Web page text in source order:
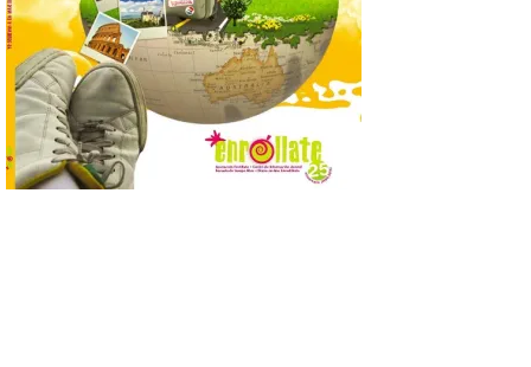
de…viaje. Una iniciativa
organizado por la sección
juvenil de la Asociación
Enróllate, la Asociación
Conceyu País Llionés y el Diario de
Turismo, Ocio e Información para
jóvenes “Enredando.info”. Pilar Aller Aller
nos envía la décimo […]